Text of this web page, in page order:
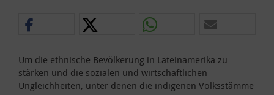
Um die ethnische Bevölkerung in Lateinamerika zu
stärken und die sozialen und wirtschaftlichen
Ungleichheiten, unter denen die indigenen Volksstämme